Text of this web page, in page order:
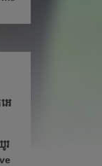
េ
រ